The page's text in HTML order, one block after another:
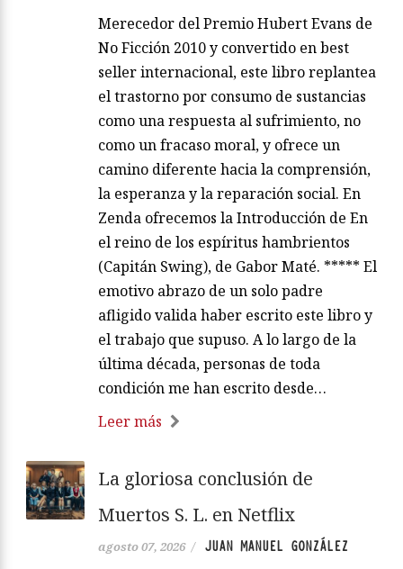
Merecedor del Premio Hubert Evans de
No Ficción 2010 y convertido en best
seller internacional, este libro replantea
el trastorno por consumo de sustancias
como una respuesta al sufrimiento, no
como un fracaso moral, y ofrece un
camino diferente hacia la comprensión,
la esperanza y la reparación social. En
Zenda ofrecemos la Introducción de En
el reino de los espíritus hambrientos
(Capitán Swing), de Gabor Maté. ***** El
emotivo abrazo de un solo padre
afligido valida haber escrito este libro y
el trabajo que supuso. A lo largo de la
última década, personas de toda
condición me han escrito desde…
Leer más
La gloriosa conclusión de
Muertos S. L. en Netflix
agosto 07, 2026 / JUAN MANUEL GONZÁLEZ